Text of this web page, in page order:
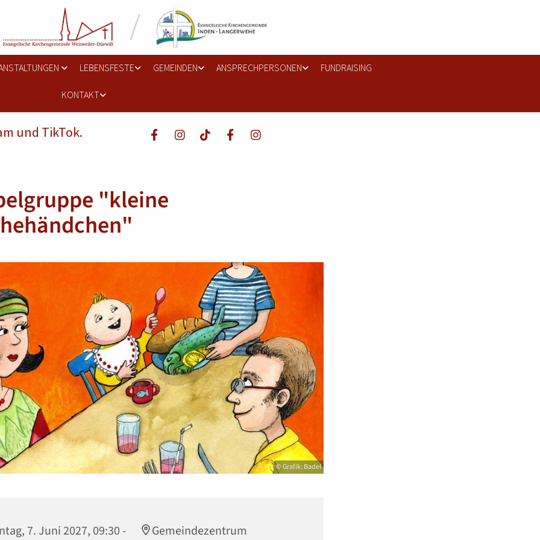
LEBENSFESTE GEMEINDEN ANSPRECHPERSONEN FUNDRAISING
KONTAKT
und TikTok.
"kleine
© Grafik: Badel
7. Juni 2027, 09:30 - Gemeindezentrum